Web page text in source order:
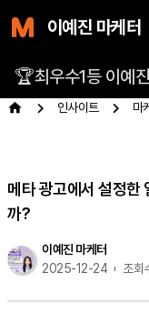
이예진 마케터
🏆최우수1등 이예
인사이트 마
메타 광고에서 설정한
까?
이예진 마케터
2025-12-24
조회